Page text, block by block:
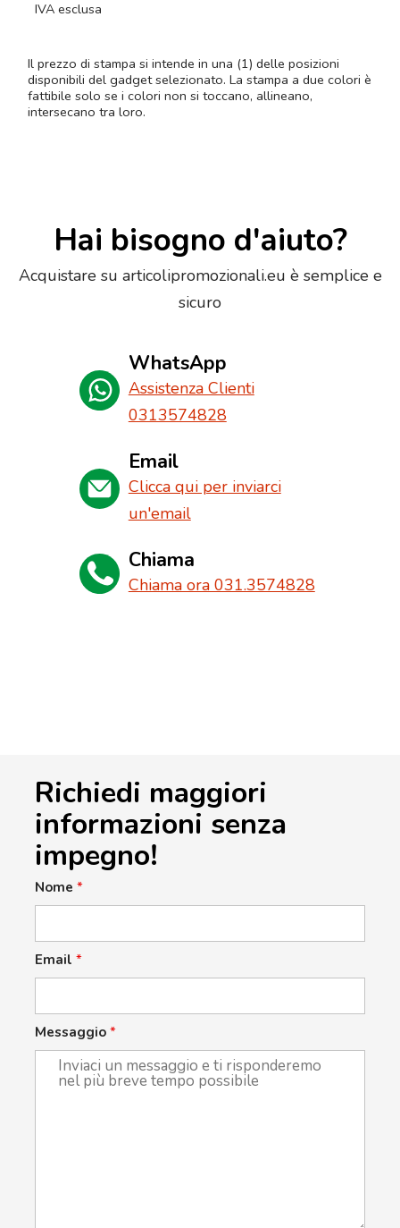
IVA esclusa
Il prezzo di stampa si intende in una (1) delle posizioni
disponibili del gadget selezionato. La stampa a due colori è
fattibile solo se i colori non si toccano, allineano,
intersecano tra loro.
Hai bisogno d'aiuto?
Acquistare su articolipromozionali.eu è semplice e
sicuro
WhatsApp
Assistenza Clienti
0313574828
Email
Clicca qui per inviarci
un'email
Chiama
Chiama ora 031.3574828
Richiedi maggiori
informazioni senza
impegno!
Nome *
Email *
Messaggio *